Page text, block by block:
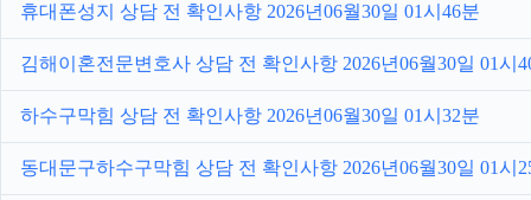
휴대폰성지 상담 전 확인사항 2026년06월30일 01시46분
김해이혼전문변호사 상담 전 확인사항 2026년06월30일 01시
하수구막힘 상담 전 확인사항 2026년06월30일 01시32분
동대문구하수구막힘 상담 전 확인사항 2026년06월30일 01시